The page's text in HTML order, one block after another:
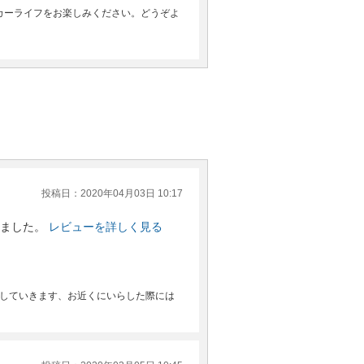
ライフをお楽しみください。どうぞよ
投稿日：2020年04月03日 10:17
した。 レビューを詳しく見る
ていきます、お近くにいらした際には